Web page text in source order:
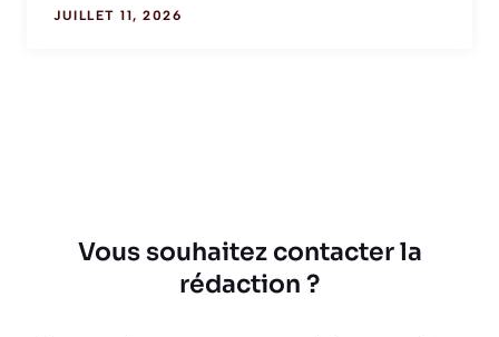
JUILLET 11, 2026
Vous souhaitez contacter la
rédaction ?